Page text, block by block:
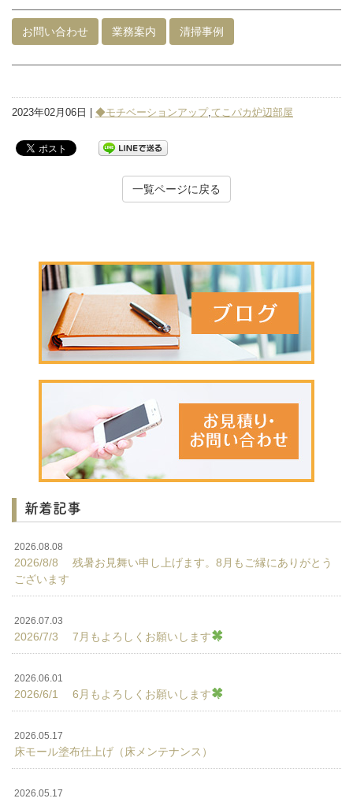
お問い合わせ 業務案内 清掃事例
2023年02月06日 | ◆モチベーションアップ,てこパカ炉辺部屋
一覧ページに戻る
新着記事
2026.08.08
2026/8/8 残暑お見舞い申し上げます。8月もご縁にありがとう
ございます
2026.07.03
2026/7/3 7月もよろしくお願いします
2026.06.01
2026/6/1 6月もよろしくお願いします
2026.05.17
床モール塗布仕上げ（床メンテナンス）
2026.05.17